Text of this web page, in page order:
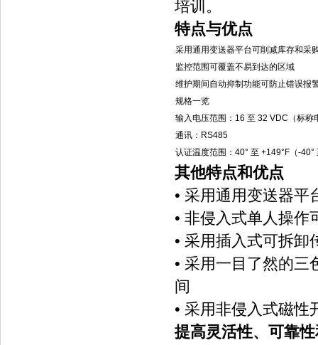
培训。
特点与优点
采用通用变送器平台可削减库存和采
监控范围可覆盖不易到达的区域
维护期间自动抑制功能可防止错误报
规格一览
输入电压范围：16 至 32 VDC（标称
通讯：RS485
认证温度范围：40° 至 +149°F（-40°
其他特点和优点
• 采用通用变送器平
• 非侵入式单人操作
• 采用插入式可拆卸
• 采用一目了然的三
间
• 采用非侵入式磁性
提高灵活性、可靠